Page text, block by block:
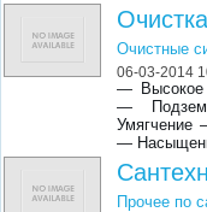
Очистные
06-03-2014
— Высокое
—
Умягчение
—
Прочее по